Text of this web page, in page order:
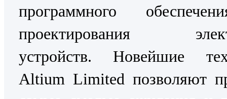
программного
проектирования
устройств. Новейшие
Altium Limited позволяют